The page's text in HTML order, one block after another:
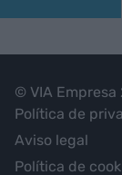
© VIA Empresa
Política de
Aviso legal
Política de